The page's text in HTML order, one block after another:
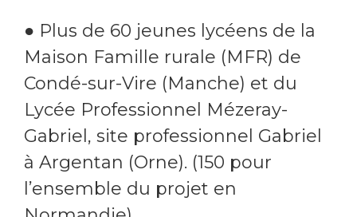
● Plus de 60 jeunes lycéens de la
Maison Famille rurale (MFR) de
Condé-sur-Vire (Manche) et du
Lycée Professionnel Mézeray-
Gabriel, site professionnel Gabriel
à Argentan (Orne). (150 pour
l’ensemble du projet en